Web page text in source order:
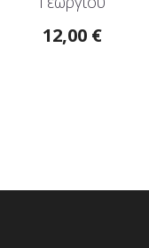
12,00 €